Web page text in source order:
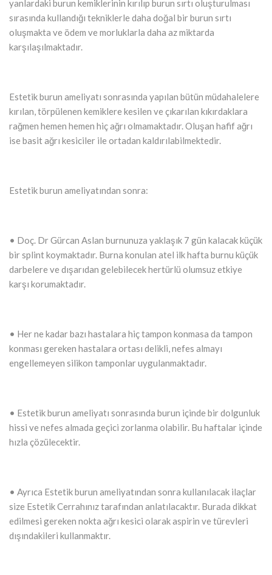
yanlardaki burun kemiklerinin kırılıp burun sırtı oluşturulması
sırasında kullandığı tekniklerle daha doğal bir burun sırtı
oluşmakta ve ödem ve morluklarla daha az miktarda
karşılaşılmaktadır.
Estetik burun ameliyatı sonrasında yapılan bütün müdahalelere
kırılan, törpülenen kemiklere kesilen ve çıkarılan kıkırdaklara
rağmen hemen hemen hiç ağrı olmamaktadır. Oluşan hafif ağrı
ise basit ağrı kesiciler ile ortadan kaldırılabilmektedir.
Estetik burun ameliyatından sonra:
• Doç. Dr Gürcan Aslan burnunuza yaklaşık 7 gün kalacak küçük
bir splint koymaktadır. Burna konulan atel ilk hafta burnu küçük
darbelere ve dışarıdan gelebilecek hertürlü olumsuz etkiye
karşı korumaktadır.
• Her ne kadar bazı hastalara hiç tampon konmasa da tampon
konması gereken hastalara ortası delikli, nefes almayı
engellemeyen silikon tamponlar uygulanmaktadır.
• Estetik burun ameliyatı sonrasında burun içinde bir dolgunluk
hissi ve nefes almada geçici zorlanma olabilir. Bu haftalar içinde
hızla çözülecektir.
• Ayrıca Estetik burun ameliyatından sonra kullanılacak ilaçlar
size Estetik Cerrahınız tarafından anlatılacaktır. Burada dikkat
edilmesi gereken nokta ağrı kesici olarak aspirin ve türevleri
dışındakileri kullanmaktır.